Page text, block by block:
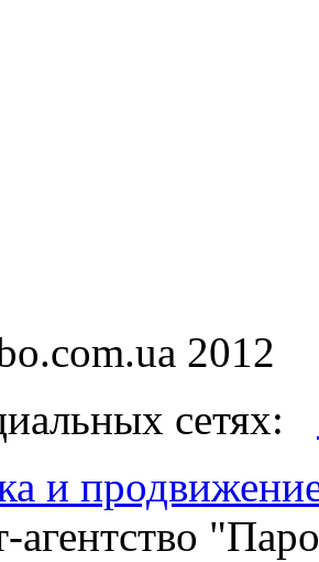
2012
сетях:
и
агентство